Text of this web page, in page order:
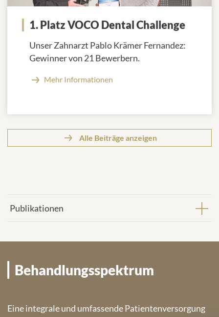
1. Platz VOCO Dental Challenge
Unser Zahnarzt Pablo Krämer Fernandez:
Gewinner von 21 Bewerbern.
Mehr Informationen
Alle Beiträge anzeigen
Publikationen
Behandlungsspektrum
Eine integrale und umfassende Patientenversorgung